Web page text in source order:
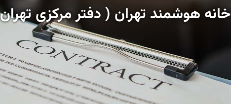
خانه هوشمند تهران ( دفتر مرکزی